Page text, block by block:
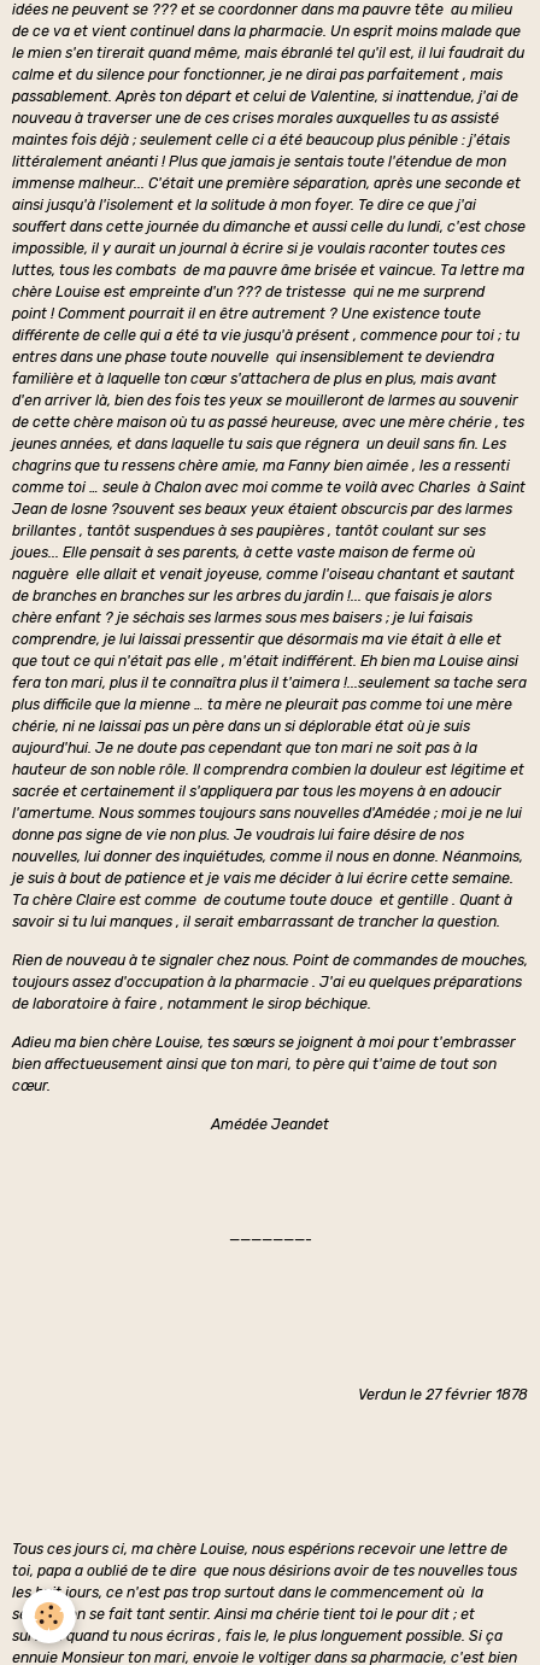
idées ne peuvent se ??? et se coordonner dans ma pauvre tête au milieu
de ce va et vient continuel dans la pharmacie. Un esprit moins malade que
le mien s'en tirerait quand même, mais ébranlé tel qu'il est, il lui faudrait du
calme et du silence pour fonctionner, je ne dirai pas parfaitement , mais
passablement. Après ton départ et celui de Valentine, si inattendue, j'ai de
nouveau à traverser une de ces crises morales auxquelles tu as assisté
maintes fois déjà ; seulement celle ci a été beaucoup plus pénible : j'étais
littéralement anéanti ! Plus que jamais je sentais toute l'étendue de mon
immense malheur... C'était une première séparation, après une seconde et
ainsi jusqu'à l'isolement et la solitude à mon foyer. Te dire ce que j'ai
souffert dans cette journée du dimanche et aussi celle du lundi, c'est chose
impossible, il y aurait un journal à écrire si je voulais raconter toutes ces
luttes, tous les combats de ma pauvre âme brisée et vaincue. Ta lettre ma
chère Louise est empreinte d'un ??? de tristesse qui ne me surprend
point ! Comment pourrait il en être autrement ? Une existence toute
différente de celle qui a été ta vie jusqu'à présent , commence pour toi ; tu
entres dans une phase toute nouvelle qui insensiblement te deviendra
familière et à laquelle ton cœur s'attachera de plus en plus, mais avant
d'en arriver là, bien des fois tes yeux se mouilleront de larmes au souvenir
de cette chère maison où tu as passé heureuse, avec une mère chérie , tes
jeunes années, et dans laquelle tu sais que régnera un deuil sans fin. Les
chagrins que tu ressens chère amie, ma Fanny bien aimée , les a ressenti
comme toi … seule à Chalon avec moi comme te voilà avec Charles à Saint
Jean de losne ?souvent ses beaux yeux étaient obscurcis par des larmes
brillantes , tantôt suspendues à ses paupières , tantôt coulant sur ses
joues... Elle pensait à ses parents, à cette vaste maison de ferme où
naguère elle allait et venait joyeuse, comme l'oiseau chantant et sautant
de branches en branches sur les arbres du jardin !... que faisais je alors
chère enfant ? je séchais ses larmes sous mes baisers ; je lui faisais
comprendre, je lui laissai pressentir que désormais ma vie était à elle et
que tout ce qui n'était pas elle , m'était indifférent. Eh bien ma Louise ainsi
fera ton mari, plus il te connaîtra plus il t'aimera !...seulement sa tache sera
plus difficile que la mienne … ta mère ne pleurait pas comme toi une mère
chérie, ni ne laissai pas un père dans un si déplorable état où je suis
aujourd'hui. Je ne doute pas cependant que ton mari ne soit pas à la
hauteur de son noble rôle. Il comprendra combien la douleur est légitime et
sacrée et certainement il s'appliquera par tous les moyens à en adoucir
l'amertume. Nous sommes toujours sans nouvelles d'Amédée ; moi je ne lui
donne pas signe de vie non plus. Je voudrais lui faire désire de nos
nouvelles, lui donner des inquiétudes, comme il nous en donne. Néanmoins,
je suis à bout de patience et je vais me décider à lui écrire cette semaine.
Ta chère Claire est comme de coutume toute douce et gentille . Quant à
savoir si tu lui manques , il serait embarrassant de trancher la question.
Rien de nouveau à te signaler chez nous. Point de commandes de mouches,
toujours assez d'occupation à la pharmacie . J'ai eu quelques préparations
de laboratoire à faire , notamment le sirop béchique.
Adieu ma bien chère Louise, tes sœurs se joignent à moi pour t'embrasser
bien affectueusement ainsi que ton mari, to père qui t'aime de tout son
cœur.
Amédée Jeandet
———————-
Verdun le 27 février 1878
Tous ces jours ci, ma chère Louise, nous espérions recevoir une lettre de
toi, papa a oublié de te dire que nous désirions avoir de tes nouvelles tous
les huit jours, ce n'est pas trop surtout dans le commencement où la
séparation se fait tant sentir. Ainsi ma chérie tient toi le pour dit ; et
surtout quand tu nous écriras , fais le, le plus longuement possible. Si ça
ennuie Monsieur ton mari, envoie le voltiger dans sa pharmacie, c'est bien